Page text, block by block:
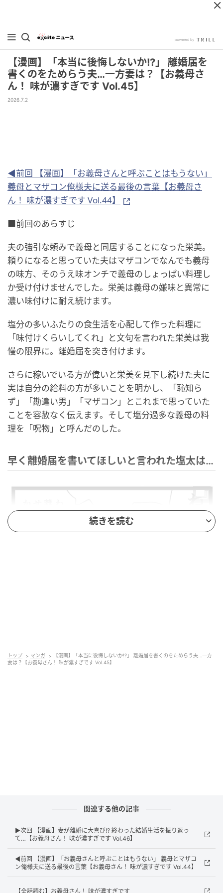
【漫画】「本当に後悔しないか!?」 離婚届を
書くのをためらう夫…一方妻は？【お義母さ
ん！ 味が濃すぎです Vol.45】
2026.7.2
◀前回 【漫画】「お義母さんと呼ぶことはもうない」
義母とマザコン俺様夫に送る最後の言葉【お義母さ
ん！ 味が濃すぎです Vol.44】
■前回のあらすじ
夫の強引な頼みで義母と同居することになった栄美。
頼りになると思っていた夫はマザコンでなんでも義母
の味方、そのうえ味オンチで義母のしょっぱい料理し
か受け付けませんでした。栄美は義母の嫌味と異常に
濃い味付けに耐え続けます。
塩分の多いふたりの食生活を心配して作った料理に
「味付けくらいしてくれ」と文句を言われた栄美は我
慢の限界に。離婚届を突き付けます。
さらに稼いでいる方が偉いと栄美を見下し続けた夫に
実は自分の給料の方が多いことを明かし、「恥知ら
ず」「勘違い男」「マザコン」とこれまで思っていた
ことを容赦なく伝えます。そして塩分過多な義母の料
理を「呪物」と呼んだのした。
早く離婚届を書いてほしいと言われた塩太は…
続きを読む
トップ マンガ
【漫画】「本当に後悔しないか!?」 離婚届を書くのをためらう夫…一方
妻は？【お義母さん！ 味が濃すぎです Vol.45】
関連する他の記事
▶次回 【漫画】妻が離婚に大喜び!? 終わった結婚生活を振り返っ
て…【お義母さん！ 味が濃すぎです Vol.46】
◀前回 【漫画】「お義母さんと呼ぶことはもうない」 義母とマザコ
ン俺様夫に送る最後の言葉【お義母さん！ 味が濃すぎです Vol.44】
【全話読む】お義母さん！ 味が濃すぎです